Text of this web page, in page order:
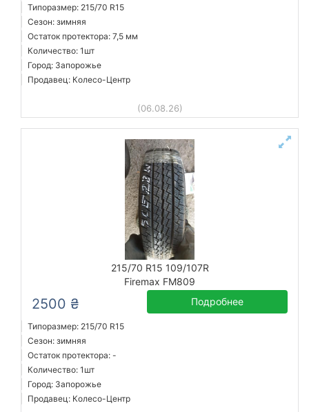
Типоразмер: 215/70 R15
Сезон: зимняя
Остаток протектора: 7,5 мм
Количество: 1шт
Город: Запорожье
Продавец: Колесо-Центр
(06.08.26)
215/70 R15 109/107R
Firemax FM809
2500 ₴ Подробнее
Типоразмер: 215/70 R15
Сезон: зимняя
Остаток протектора: -
Количество: 1шт
Город: Запорожье
Продавец: Колесо-Центр